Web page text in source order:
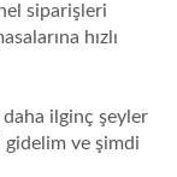
siparişleri
hızlı
daha ilginç şeyler
ve şimdi